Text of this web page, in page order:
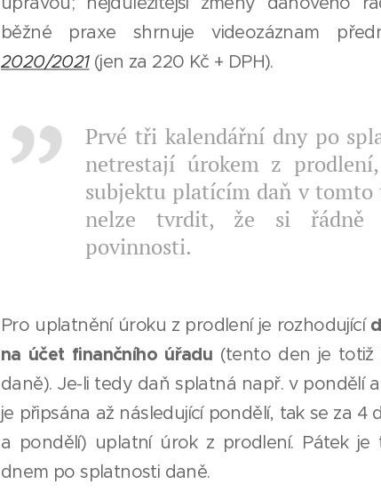
běžné praxe shrnuje videozáznam
2020/2021 (jen za 220 Kč + DPH).
Prvé tři kalendářní dny po
netrestají úrokem z
subjektu platícím daň v tomto
nelze tvrdit, že si řádně
povinnosti.
Pro uplatnění úroku z prodlení je rozhodující
na účet finančního úřadu (tento den je totiž
daně). Je-li tedy daň splatná např. v pondělí
je připsána až následující pondělí, tak se za
a pondělí) uplatní úrok z prodlení. Pátek je
dnem po splatnosti daně.